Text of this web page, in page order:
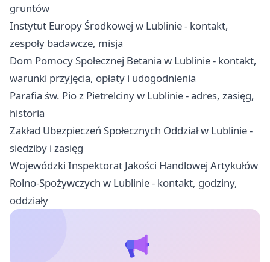
gruntów
Instytut Europy Środkowej w Lublinie - kontakt,
zespoły badawcze, misja
Dom Pomocy Społecznej Betania w Lublinie - kontakt,
warunki przyjęcia, opłaty i udogodnienia
Parafia św. Pio z Pietrelciny w Lublinie - adres, zasięg,
historia
Zakład Ubezpieczeń Społecznych Oddział w Lublinie -
siedziby i zasięg
Wojewódzki Inspektorat Jakości Handlowej Artykułów
Rolno-Spożywczych w Lublinie - kontakt, godziny,
oddziały